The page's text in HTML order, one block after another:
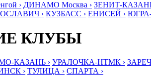
› ДИНАМО Москва › ЗЕНИТ-
› КУЗБАСС › ЕНИСЕЙ ›
КЛУБЫ
КАЗАНЬ › УРАЛОЧКА-НТМК ›
› ТУЛИЦА › СПАРТА ›